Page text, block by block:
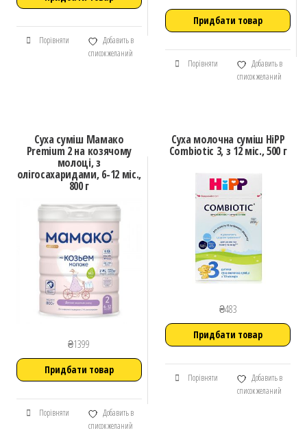
Порівняти
Добавить в
список желаний
Придбати товар
Порівняти
Добавить в
список желаний
Суха суміш Mамако
Premium 2 на козячому
молоці, з
олігосахаридами, 6-12 міс.,
800 г
₴1399
Придбати товар
Порівняти
Добавить в
список желаний
Cуха молочна суміш HiPP
Combiotic 3, з 12 міс., 500 г
₴483
Придбати товар
Порівняти
Добавить в
список желаний